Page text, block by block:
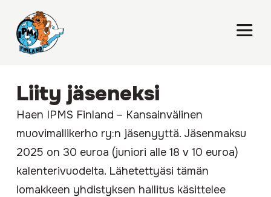
Liity jäseneksi
Haen IPMS Finland – Kansainvälinen
muovimallikerho ry:n jäsenyyttä. Jäsenmaksu
2025 on 30 euroa (juniori alle 18 v 10 euroa)
kalenterivuodelta. Lähetettyäsi tämän
lomakkeen yhdistyksen hallitus käsittelee